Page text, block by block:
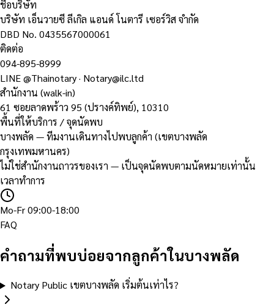
ชื่อบริษัท
บริษัท เอ็นวายซี ลีเกิล แอนด์ โนตารี เซอร์วิส จำกัด
DBD No. 0435567000061
ติดต่อ
094-895-8999
LINE@Thainotary· Notary@ilc.ltd
สำนักงาน (walk-in)
61 ซอยลาดพร้าว 95 (ปรางค์ทิพย์), 10310
พื้นที่ให้บริการ / จุดนัดพบ
บางพลัด — ทีมงานเดินทางไปพบลูกค้า (เขตบางพลัด
กรุงเทพมหานคร)
ไม่ใช่สำนักงานถาวรของเรา — เป็นจุดนัดพบตามนัดหมายเท่านั้น
เวลาทำการ
Mo-Fr 09:00-18:00
FAQ
คำถามที่พบบ่อยจากลูกค้าในบางพลัด
Notary Public เขตบางพลัด เริ่มต้นเท่าไร?